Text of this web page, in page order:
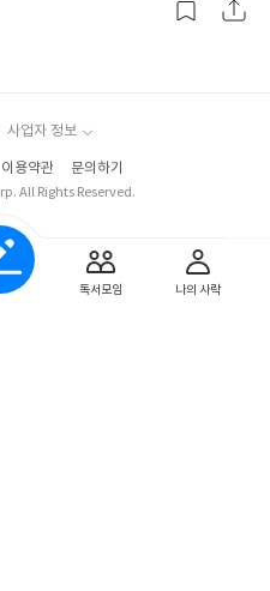
독서모임 나의 사락
사업자 정보
이용약관
문의하기
All Rights Reserved.